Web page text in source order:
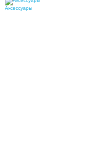
Аксессуары